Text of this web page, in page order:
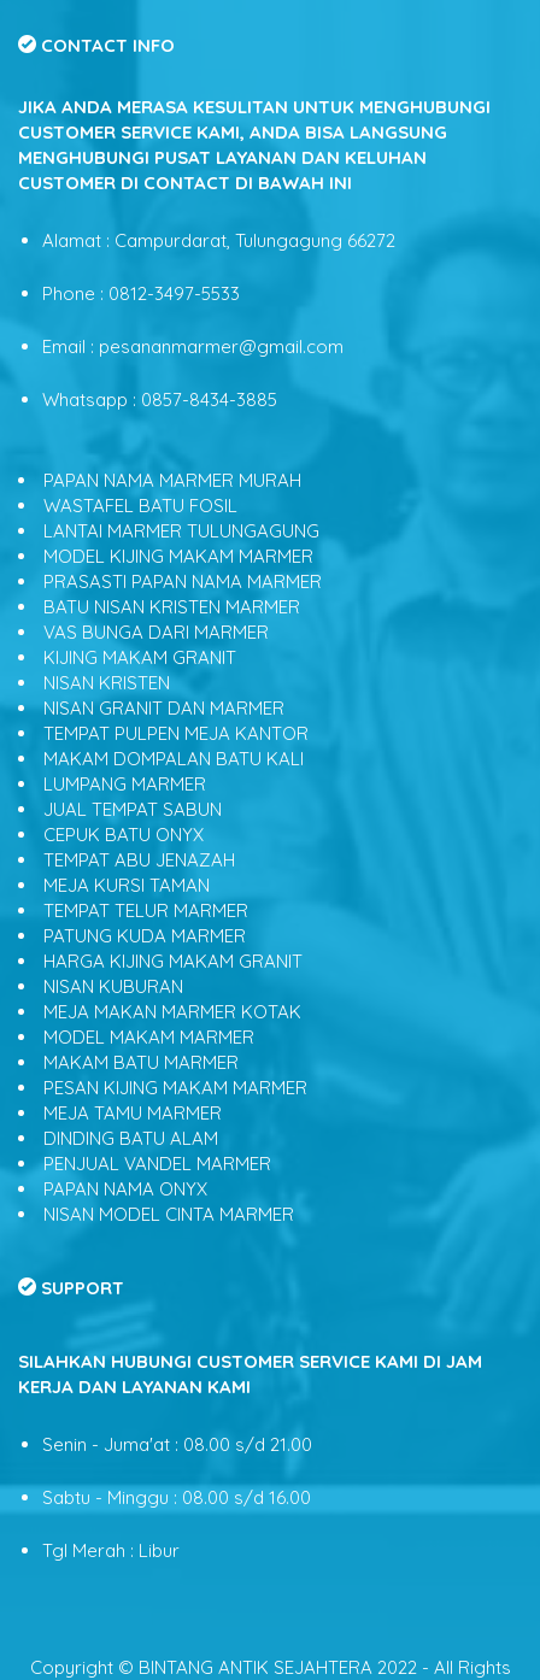
CONTACT INFO
JIKA ANDA MERASA KESULITAN UNTUK MENGHUBUNGI
CUSTOMER SERVICE KAMI, ANDA BISA LANGSUNG
MENGHUBUNGI PUSAT LAYANAN DAN KELUHAN
CUSTOMER DI CONTACT DI BAWAH INI
Alamat : Campurdarat, Tulungagung 66272
Phone : 0812-3497-5533
Email : pesananmarmer@gmail.com
Whatsapp : 0857-8434-3885
PAPAN NAMA MARMER MURAH
WASTAFEL BATU FOSIL
LANTAI MARMER TULUNGAGUNG
MODEL KIJING MAKAM MARMER
PRASASTI PAPAN NAMA MARMER
BATU NISAN KRISTEN MARMER
VAS BUNGA DARI MARMER
KIJING MAKAM GRANIT
NISAN KRISTEN
NISAN GRANIT DAN MARMER
TEMPAT PULPEN MEJA KANTOR
MAKAM DOMPALAN BATU KALI
LUMPANG MARMER
JUAL TEMPAT SABUN
CEPUK BATU ONYX
TEMPAT ABU JENAZAH
MEJA KURSI TAMAN
TEMPAT TELUR MARMER
PATUNG KUDA MARMER
HARGA KIJING MAKAM GRANIT
NISAN KUBURAN
MEJA MAKAN MARMER KOTAK
MODEL MAKAM MARMER
MAKAM BATU MARMER
PESAN KIJING MAKAM MARMER
MEJA TAMU MARMER
DINDING BATU ALAM
PENJUAL VANDEL MARMER
PAPAN NAMA ONYX
NISAN MODEL CINTA MARMER
SUPPORT
SILAHKAN HUBUNGI CUSTOMER SERVICE KAMI DI JAM
KERJA DAN LAYANAN KAMI
Senin - Juma'at : 08.00 s/d 21.00
Sabtu - Minggu : 08.00 s/d 16.00
Tgl Merah : Libur
Copyright © BINTANG ANTIK SEJAHTERA 2022 - All Rights